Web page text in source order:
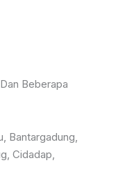
Dan Beberapa
Bantargadung,
Cidadap,